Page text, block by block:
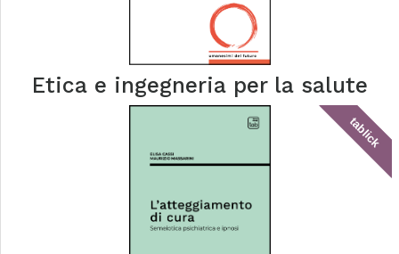
Etica e ingegneria per la salute
tablick